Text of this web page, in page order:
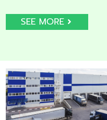
SEE MORE